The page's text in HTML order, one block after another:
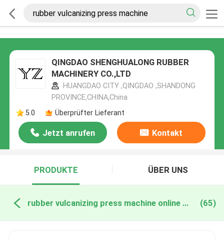
QINGDAO SHENGHUALONG RUBBER
MACHINERY CO.,LTD
HUANGDAO CITY ,QINGDAO ,SHANDONG
PROVINCE,CHINA,China
5.0
Überprüfter Lieferant
Jetzt anrufen Kontakt
PRODUKTE ÜBER UNS
rubber vulcanizing press machine online manufacture (65)